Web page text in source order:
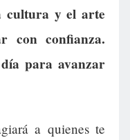
cultura y el arte
con confianza.
para avanzar
a quienes te